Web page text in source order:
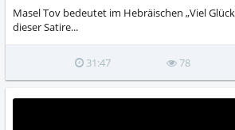
Masel Tov bedeutet im Hebräischen „Viel
dieser Satire...
31:47 78